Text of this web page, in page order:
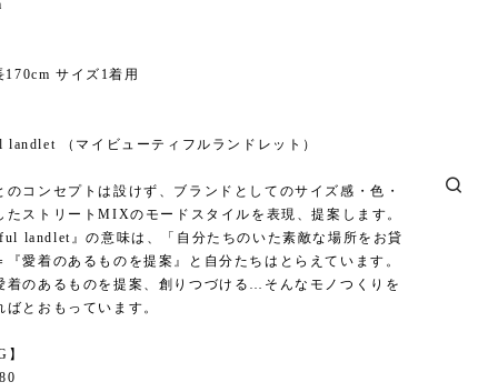
サイズ1着用
（マイビューティフルランドレット）
のコンセプトは設けず、ブランドとしてのサイズ感・色・
たストリートMIXのモードスタイルを表現、提案します。
landlet』の意味は、「自分たちのいた素敵な場所をお貸
『愛着のあるものを提案』と自分たちはとらえています。
着のあるものを提案、創りつづける…そんなモノつくりを
ばとおもっています。
】